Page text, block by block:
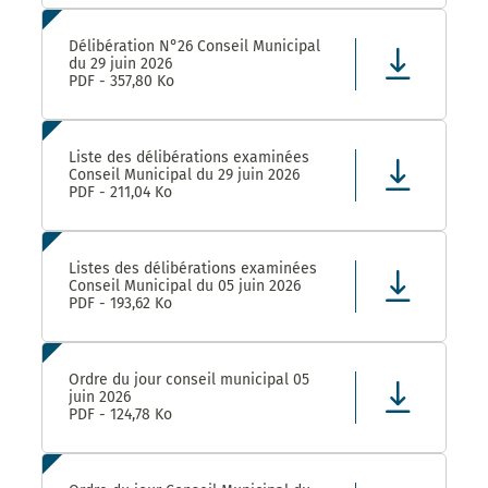
Délibération N°26 Conseil Municipal
du 29 juin 2026
PDF - 357,80 Ko
Liste des délibérations examinées
Conseil Municipal du 29 juin 2026
PDF - 211,04 Ko
Listes des délibérations examinées
Conseil Municipal du 05 juin 2026
PDF - 193,62 Ko
Ordre du jour conseil municipal 05
juin 2026
PDF - 124,78 Ko